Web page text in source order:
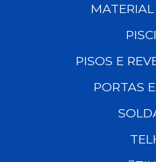
MATERIAL
PISOS E
PORTAS